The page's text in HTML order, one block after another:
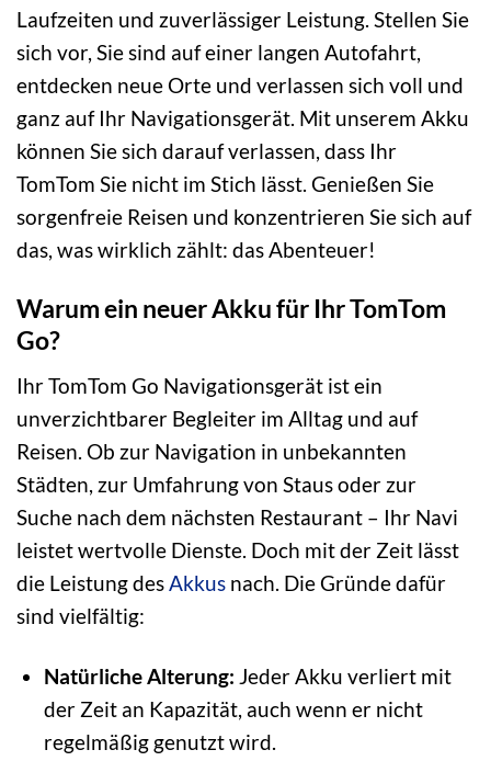
Laufzeiten und zuverlässiger Leistung. Stellen Sie
sich vor, Sie sind auf einer langen Autofahrt,
entdecken neue Orte und verlassen sich voll und
ganz auf Ihr Navigationsgerät. Mit unserem Akku
können Sie sich darauf verlassen, dass Ihr
TomTom Sie nicht im Stich lässt. Genießen Sie
sorgenfreie Reisen und konzentrieren Sie sich auf
das, was wirklich zählt: das Abenteuer!
Warum ein neuer Akku für Ihr TomTom
Go?
Ihr TomTom Go Navigationsgerät ist ein
unverzichtbarer Begleiter im Alltag und auf
Reisen. Ob zur Navigation in unbekannten
Städten, zur Umfahrung von Staus oder zur
Suche nach dem nächsten Restaurant – Ihr Navi
leistet wertvolle Dienste. Doch mit der Zeit lässt
die Leistung desAkkus nach. Die Gründe dafür
sind vielfältig:
Natürliche Alterung: Jeder Akku verliert mit
der Zeit an Kapazität, auch wenn er nicht
regelmäßig genutzt wird.